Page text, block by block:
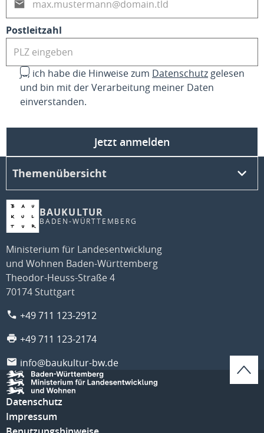
Postleitzahl
Ja, ich habe die Hinweise zum Datenschutz gelesen
und bin mit der Verarbeitung meiner Daten
einverstanden.
Jetzt anmelden
BAUKULTUR
BADEN-WÜRTTEMBERG
Ministerium für Landesentwicklung
und Wohnen Baden-Württemberg
Theodor-Heuss-Straße 4
70174 Stuttgart
+49 711 123-2912
+49 711 123-2174
info@baukultur-bw.de
Themenübersicht
Datenschutz
Impressum